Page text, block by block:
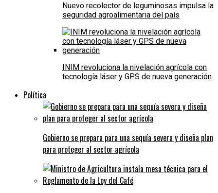
Nuevo recolector de leguminosas impulsa la
seguridad agroalimentaria del país
INIM revoluciona la nivelación agrícola con
tecnología láser y GPS de nueva generación
Política
Gobierno se prepara para una sequía severa y diseña plan
para proteger al sector agrícola